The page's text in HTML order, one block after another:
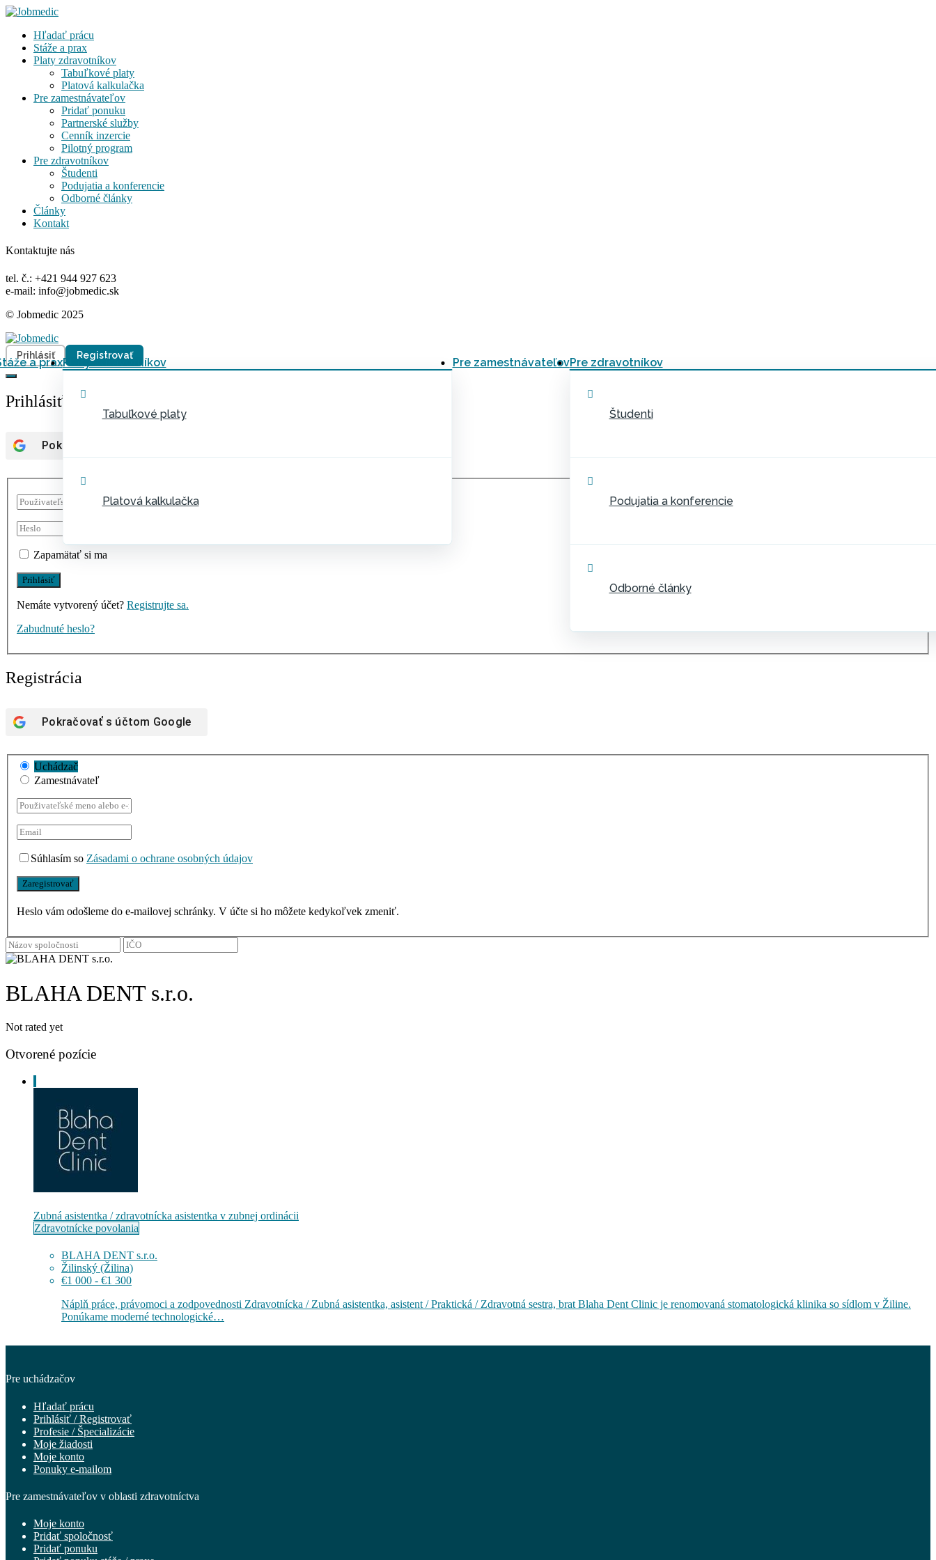
Hľadať prácu
Stáže a prax
Platy zdravotníkov
Tabuľkové platy
Platová kalkulačka
Pre zamestnávateľov
Pridať ponuku
Partnerské služby
Cenník inzercie
Pilotný program
Pre zdravotníkov
Študenti
Podujatia a konferencie
Odborné články
Články
Kontakt
Kontaktujte nás
tel. č.: +421 944 927 623
e-mail: info@jobmedic.sk
© Jobmedic 2025
a praxPlaty zdravotníkov
Tabuľkové platy
Platová kalkulačka
Pre zamestnávateľovPre zdravotníkov
Študenti
Podujatia a konferencie
Odborné články
Prihlásiť Registrovať
Prihlásiť
Pokračovať s účtom
Zapamätať si ma
Nemáte vytvorený účet? Registrujte sa.
Zabudnuté heslo?
Registrácia
Pokračovať s účtom Google
Uchádzač
Zamestnávateľ
Súhlasím so Zásadami o ochrane osobných údajov
Heslo vám odošleme do e-mailovej schránky. V účte si ho môžete kedykoľvek zmeniť.
BLAHA DENT s.r.o.
Not rated yet
Otvorené pozície
Zubná asistentka / zdravotnícka asistentka v zubnej ordinácii
Zdravotnícke povolania
BLAHA DENT s.r.o.
Žilinský (Žilina)
€1 000 - €1 300
Náplň práce, právomoci a zodpovednosti Zdravotnícka / Zubná asistentka, asistent / Praktická / Zdravotná sestra, brat Blaha Dent Clinic je renomovaná stomatologická klinika so sídlom v Žiline.
Ponúkame moderné technologické…
Pre uchádzačov
Hľadať prácu
Prihlásiť / Registrovať
Profesie / Špecializácie
Moje žiadosti
Moje konto
Ponuky e-mailom
Pre zamestnávateľov v oblasti zdravotníctva
Moje konto
Pridať spoločnosť
Pridať ponuku